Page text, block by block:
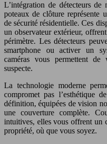
L’intégration de détecteurs de
poteaux de clôture représente
de sécurité résidentielle. Ces
un observateur extérieur,
périmètre. Les détecteurs
smartphone ou activer un
caméras vous permettent
suspecte.
La technologie moderne
compromet pas l’esthétique
définition, équipées de vision
une couverture complète.
intuitives, elles vous offrent un
propriété, où que vous soyez.